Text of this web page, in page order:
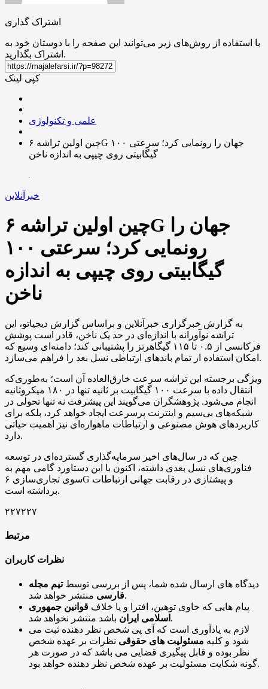
اشتراک گذاری
با استفاده از روش‌های زیر می‌توانید این صفحه را با دوستان خود به
اشتراک بگذارید.
کپی لینک
علمی و تکنولوژی
چین اولین تراشه ۶G جهان را رونمایی کرد؛ سرعتی ۱۰۰
گیگابیتی روی چیپی به اندازه ناخن
خبرآنلاین
چین اولین تراشه ۶G جهان را
رونمایی کرد؛ سرعتی ۱۰۰
گیگابیتی روی چیپی به اندازه
ناخن
به گزارش خبرگزاری خبرآنلاین و براساس گزارش دیجیاتو، این
تراشه نوآورانه با اندازه‌ای در حد یک ناخن، قادر است پوشش
فرکانسی از ۰.۵ تا ۱۱۵ گیگاهرتز را پشتیبانی کند؛ دامنه‌ای وسیع که
امکان استفاده از تمام باندهای ارتباطی نسل بعد را فراهم می‌سازد.
ویژگی برجسته این تراشه سرعت خارق‌العاده آن است؛ به‌طوری‌که
انتقال داده با سرعت ۱۰۰ گیگابیت بر ثانیه تنها در ۱۸۰ میکروثانیه
انجام می‌شود. پژوهشگران می‌گویند این پیشرفت نه تنها تحولی در
شبکه‌های بی‌سیم و اینترنت پرسرعت ایجاد خواهد کرد، بلکه برای
کاربردهای هوش مصنوعی و ارتباطات ماهواره‌ای نیز اهمیت حیاتی
دارد.
چین که در سال‌های اخیر سرمایه‌گذاری گسترده‌ای در توسعه
فناوری‌های نسل بعدی داشته، اکنون با این دستاورد گامی مهم به
سوی تجاری‌سازی ۶G و پیشتازی در رقابت جهانی ارتباطات
برداشته است.
۲۲۷۲۲۷
مرتبط
نظرات کاربران
دیدگاه های ارسال شده شما، پس از بررسی توسطتیم مجله
فارسیمنتشر خواهد شد.
پیام هایی که حاوی توهین، افترا و یا خلاف قوانین جمهوری
اسلامی ایران باشد منتشر نخواهد شد.
لازم به یادآوری است که آی پی شخص نظر دهنده ثبت می
شود و کلیه مسئولیت های حقوقی نظرات بر عهده شخص
نظر بوده و قابل پیگیری قضایی می باشد که در صورت هر
گونه شکایت مسئولیت بر عهده شخص نظر دهنده خواهد بود.